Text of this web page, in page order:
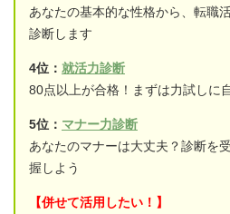
あなたの基本的な性格から、転職
診断します
4位： 就活力診断
80点以上が合格！まずは力試しに
5位： マナー力診断
あなたのマナーは大丈夫？診断を
握しよう
【併せて活用したい！】